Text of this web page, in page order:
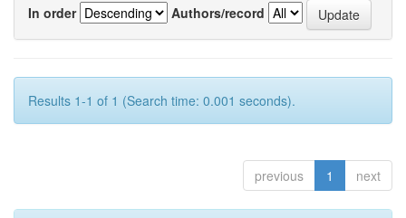
In order
Authors/record
Results 1-1 of 1 (Search time: 0.001 seconds).
previous 1 next